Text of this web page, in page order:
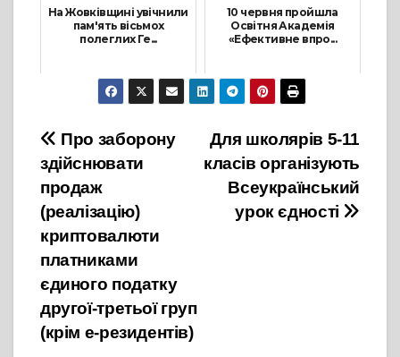
На Жовківщині увічнили
пам'ять вісьмох
полеглих Ге...
9 Жовтня, 2025
10 червня пройшла
Освітня Академія
«Ефективне впро...
11 Червня, 2026
Навігація
записів
Для школярів 5-11
класів організують
Всеукраїнський
урок єдності
Про заборону
здійснювати
продаж
(реалізацію)
криптовалюти
платниками
єдиного податку
другої-третьої груп
(крім е-резидентів)